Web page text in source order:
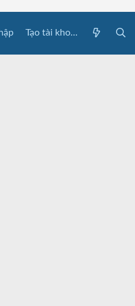
Tạo tài khoản